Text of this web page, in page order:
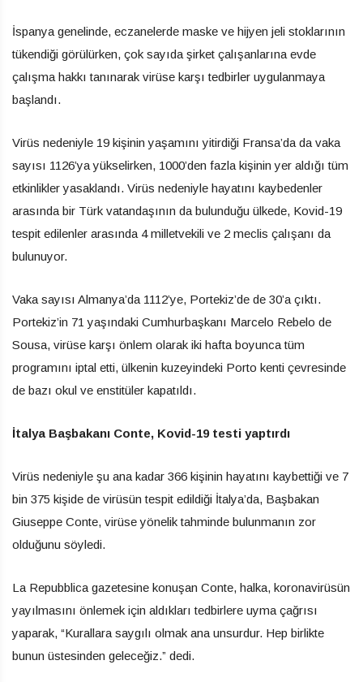
İspanya genelinde, eczanelerde maske ve hijyen jeli stoklarının
tükendiği görülürken, çok sayıda şirket çalışanlarına evde
çalışma hakkı tanınarak virüse karşı tedbirler uygulanmaya
başlandı.
Virüs nedeniyle 19 kişinin yaşamını yitirdiği Fransa’da da vaka
sayısı 1126’ya yükselirken, 1000’den fazla kişinin yer aldığı tüm
etkinlikler yasaklandı. Virüs nedeniyle hayatını kaybedenler
arasında bir Türk vatandaşının da bulunduğu ülkede, Kovid-19
tespit edilenler arasında 4 milletvekili ve 2 meclis çalışanı da
bulunuyor.
Vaka sayısı Almanya’da 1112’ye, Portekiz’de de 30’a çıktı.
Portekiz’in 71 yaşındaki Cumhurbaşkanı Marcelo Rebelo de
Sousa, virüse karşı önlem olarak iki hafta boyunca tüm
programını iptal etti, ülkenin kuzeyindeki Porto kenti çevresinde
de bazı okul ve enstitüler kapatıldı.
İtalya Başbakanı Conte, Kovid-19 testi yaptırdı
Virüs nedeniyle şu ana kadar 366 kişinin hayatını kaybettiği ve 7
bin 375 kişide de virüsün tespit edildiği İtalya’da, Başbakan
Giuseppe Conte, virüse yönelik tahminde bulunmanın zor
olduğunu söyledi.
La Repubblica gazetesine konuşan Conte, halka, koronavirüsün
yayılmasını önlemek için aldıkları tedbirlere uyma çağrısı
yaparak, “Kurallara saygılı olmak ana unsurdur. Hep birlikte
bunun üstesinden geleceğiz.” dedi.